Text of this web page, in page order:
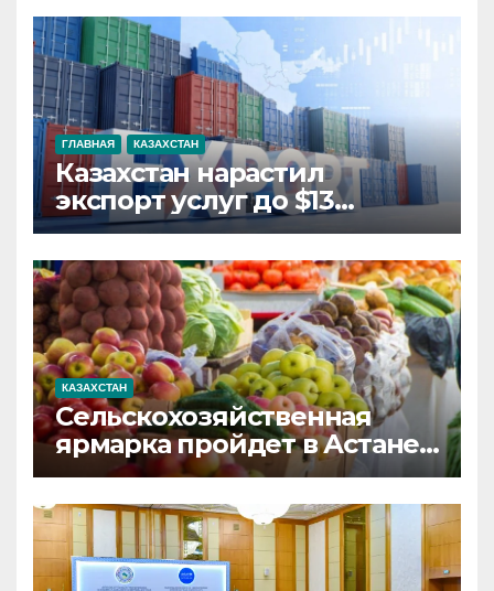
ГЛАВНАЯ КАЗАХСТАН
Казахстан нарастил
экспорт услуг до $13
миллиардов
КАЗАХСТАН
Сельскохозяйственная
ярмарка пройдет в Астане
8 и 9 августа